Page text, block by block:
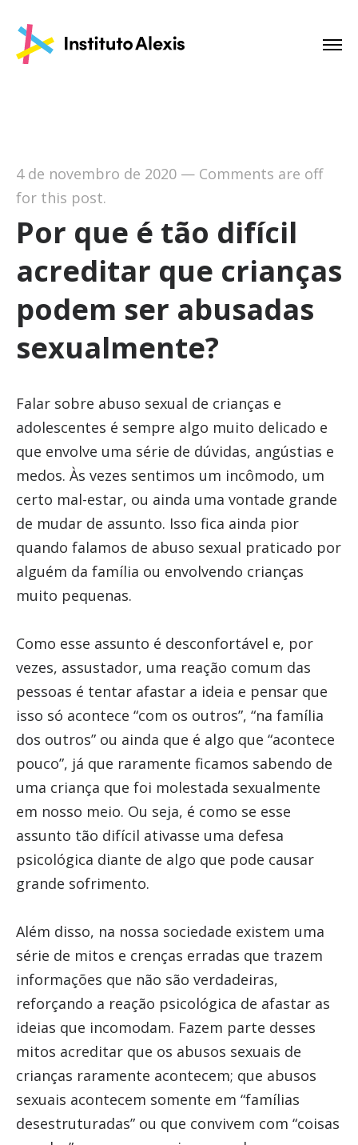
4 de novembro de 2020— Comments are off
for this post.
Por que é tão difícil
acreditar que crianças
podem ser abusadas
sexualmente?
Falar sobre abuso sexual de crianças e
adolescentes é sempre algo muito delicado e
que envolve uma série de dúvidas, angústias e
medos. Às vezes sentimos um incômodo, um
certo mal-estar, ou ainda uma vontade grande
de mudar de assunto. Isso fica ainda pior
quando falamos de abuso sexual praticado por
alguém da família ou envolvendo crianças
muito pequenas.
Como esse assunto é desconfortável e, por
vezes, assustador, uma reação comum das
pessoas é tentar afastar a ideia e pensar que
isso só acontece “com os outros”, “na família
dos outros” ou ainda que é algo que “acontece
pouco”, já que raramente ficamos sabendo de
uma criança que foi molestada sexualmente
em nosso meio. Ou seja, é como se esse
assunto tão difícil ativasse uma defesa
psicológica diante de algo que pode causar
grande sofrimento.
Além disso, na nossa sociedade existem uma
série de mitos e crenças erradas que trazem
informações que não são verdadeiras,
reforçando a reação psicológica de afastar as
ideias que incomodam. Fazem parte desses
mitos acreditar que os abusos sexuais de
crianças raramente acontecem; que abusos
sexuais acontecem somente em “famílias
desestruturadas” ou que convivem com “coisas